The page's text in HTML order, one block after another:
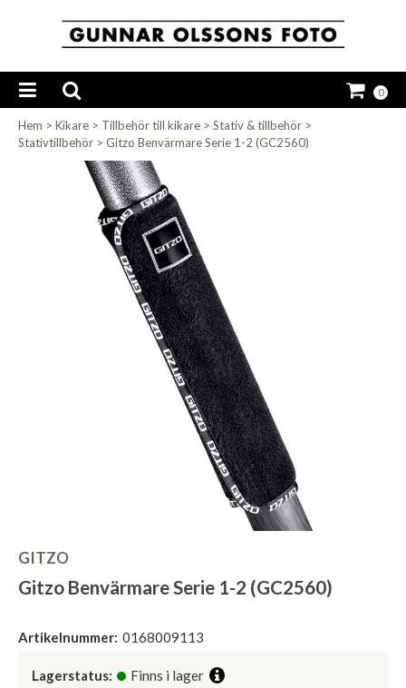
0
Hem > Kikare > Tillbehör till kikare > Stativ & tillbehör >
Stativtillbehör > Gitzo Benvärmare Serie 1-2 (GC2560)
GITZO
Gitzo Benvärmare Serie 1-2 (GC2560)
Artikelnummer: 0168009113
Lagerstatus: Finns i lager